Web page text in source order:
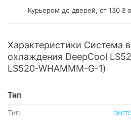
Курьером до дверей, от 130 ₴
Характеристики Система
охлаждения DeepCool
LS520-WHAMMM-G-1)
Тип
Тип: